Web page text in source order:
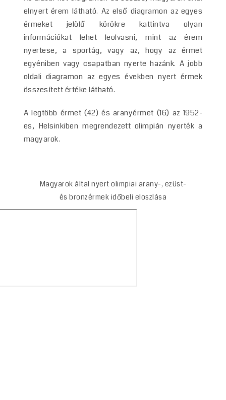
elnyert érem látható. Az első diagramon az egyes
érmeket jelölő körökre kattintva olyan
információkat lehet leolvasni, mint az érem
nyertese, a sportág, vagy az, hogy az érmet
egyéniben vagy csapatban nyerte hazánk. A jobb
oldali diagramon az egyes években nyert érmek
összesített értéke látható.
A legtöbb érmet (42) és aranyérmet (16) az 1952-
es, Helsinkiben megrendezett olimpián nyerték a
magyarok.
Magyarok által nyert olimpiai arany-, ezüst-
és bronzérmek időbeli eloszlása